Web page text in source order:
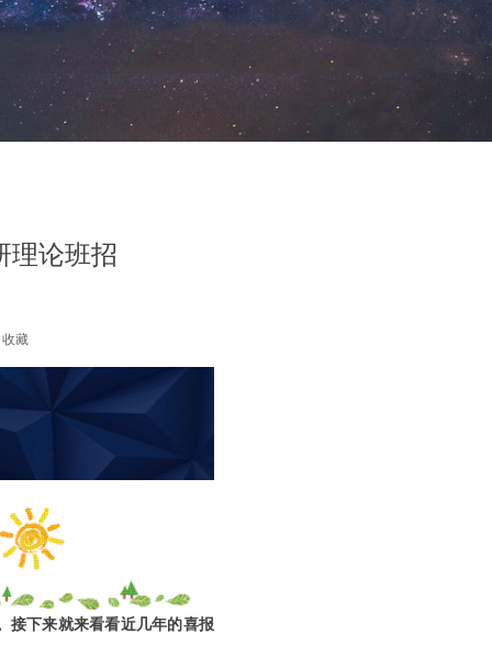
理论班招
接下来就来看看近几年的喜报
收藏